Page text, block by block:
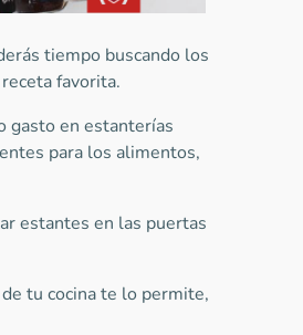
tiempo buscando los
favorita.
gasto en estanterías
para los alimentos,
estantes en las puertas
tu cocina te lo permite,